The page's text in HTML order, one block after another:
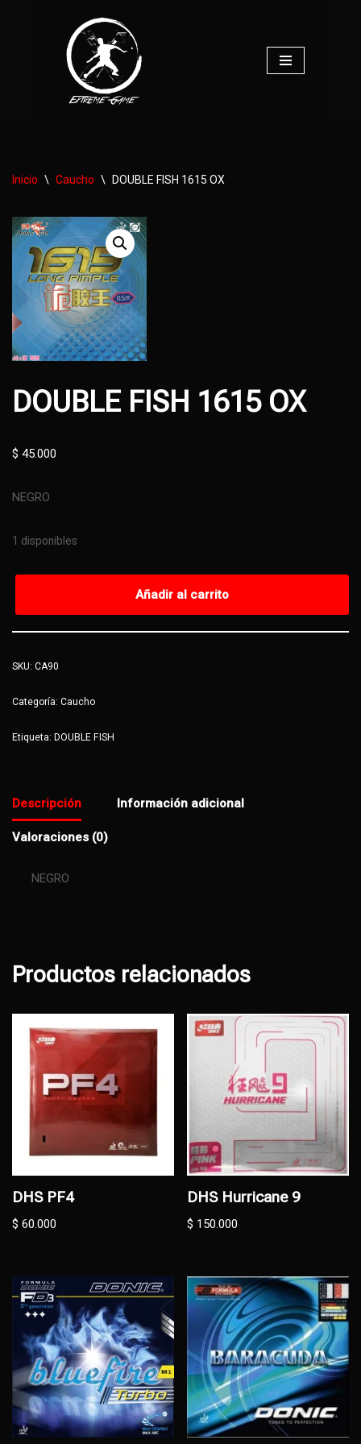
Inicio \ Caucho \ DOUBLE FISH 1615 OX
DOUBLE FISH 1615 OX
$ 45.000
NEGRO
1 disponibles
Añadir al carrito
SKU: CA90
Categoría: Caucho
Etiqueta: DOUBLE FISH
Descripción Información adicional
Valoraciones (0)
NEGRO
Productos relacionados
DHS PF4
$ 60.000
DHS Hurricane 9
$ 150.000